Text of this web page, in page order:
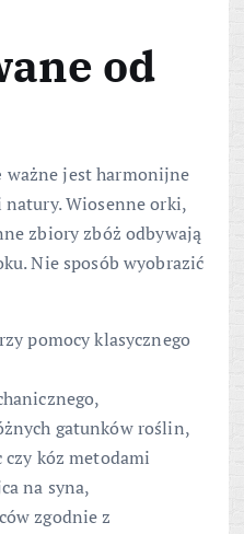
od
ważne jest harmonijne
natury. Wiosenne orki,
zbiory zbóż odbywają
Nie sposób wyobrazić
pomocy klasycznego
gatunków roślin,
czy kóz metodami
na syna,
zgodnie z